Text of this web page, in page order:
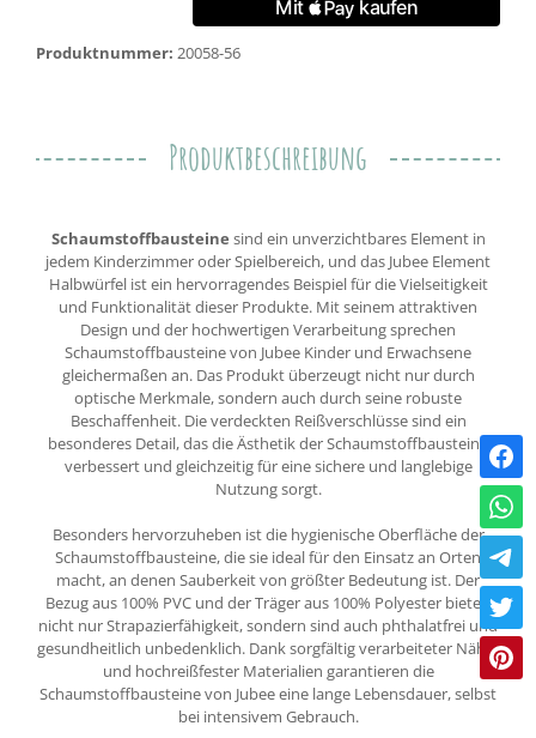
Produktnummer: 20058-56
Produktbeschreibung
Schaumstoffbausteine sind ein unverzichtbares Element in
jedem Kinderzimmer oder Spielbereich, und das Jubee Element
Halbwürfel ist ein hervorragendes Beispiel für die Vielseitigkeit
und Funktionalität dieser Produkte. Mit seinem attraktiven
Design und der hochwertigen Verarbeitung sprechen
Schaumstoffbausteine von Jubee Kinder und Erwachsene
gleichermaßen an. Das Produkt überzeugt nicht nur durch
optische Merkmale, sondern auch durch seine robuste
Beschaffenheit. Die verdeckten Reißverschlüsse sind ein
besonderes Detail, das die Ästhetik der Schaumstoffbausteine
verbessert und gleichzeitig für eine sichere und langlebige
Nutzung sorgt.
Besonders hervorzuheben ist die hygienische Oberfläche der
Schaumstoffbausteine, die sie ideal für den Einsatz an Orten
macht, an denen Sauberkeit von größter Bedeutung ist. Der
Bezug aus 100% PVC und der Träger aus 100% Polyester bieten
nicht nur Strapazierfähigkeit, sondern sind auch phthalatfrei und
gesundheitlich unbedenklich. Dank sorgfältig verarbeiteter Nähte
und hochreißfester Materialien garantieren die
Schaumstoffbausteine von Jubee eine lange Lebensdauer, selbst
bei intensivem Gebrauch.